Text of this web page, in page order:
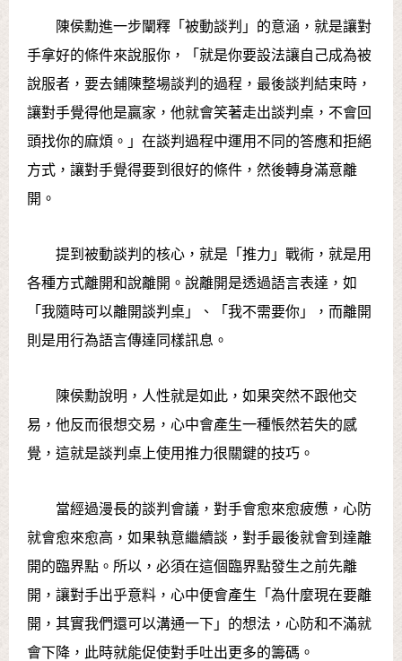
陳侯勳進一步闡釋「被動談判」的意涵，就是讓對
手拿好的條件來說服你，「就是你要設法讓自己成為被
說服者，要去鋪陳整場談判的過程，最後談判結束時，
讓對手覺得他是贏家，他就會笑著走出談判桌，不會回
頭找你的麻煩。」在談判過程中運用不同的答應和拒絕
方式，讓對手覺得要到很好的條件，然後轉身滿意離
開。
提到被動談判的核心，就是「推力」戰術，就是用
各種方式離開和說離開。說離開是透過語言表達，如
「我隨時可以離開談判桌」、「我不需要你」，而離開
則是用行為語言傳達同樣訊息。
陳侯勳說明，人性就是如此，如果突然不跟他交
易，他反而很想交易，心中會產生一種悵然若失的感
覺，這就是談判桌上使用推力很關鍵的技巧。
當經過漫長的談判會議，對手會愈來愈疲憊，心防
就會愈來愈高，如果執意繼續談，對手最後就會到達離
開的臨界點。所以，必須在這個臨界點發生之前先離
開，讓對手出乎意料，心中便會產生「為什麼現在要離
開，其實我們還可以溝通一下」的想法，心防和不滿就
會下降，此時就能促使對手吐出更多的籌碼。